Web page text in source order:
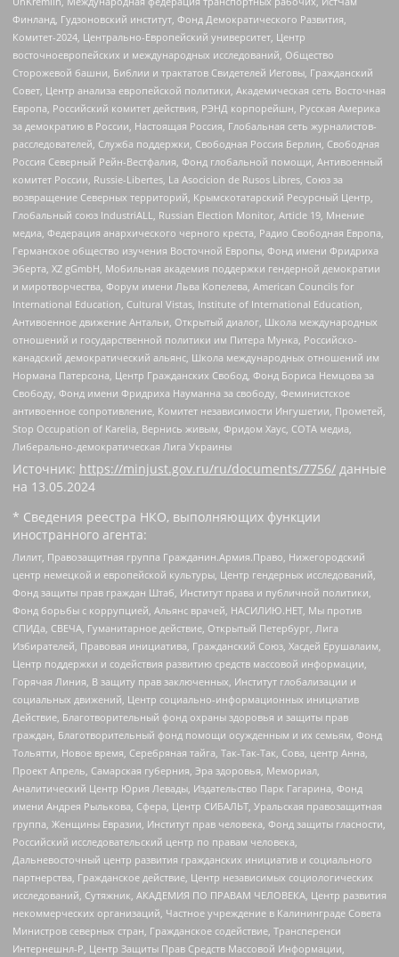
Финланд, Гудзоновский институт, Фонд Демократического Развития,
Комитет-2024, Центрально-Европейский университет, Центр
восточноевропейских и международных исследований, Общество
Сторожевой башни, Библии и трактатов Свидетелей Иеговы, Гражданский
Совет, Центр анализа европейской политики, Академическая сеть Восточная
Европа, Российский комитет действия, РЭНД корпорейшн, Русская Америка
за демократию в России, Настоящая Россия, Глобальная сеть журналистов-
расследователей, Служба поддержки, Свободная Россия Берлин, Свободная
Россия Северный Рейн-Вестфалия, Фонд глобальной помощи, Антивоенный
комитет России, Russie-Libertes, La Asocicion de Rusos Libres, Союз за
возвращение Северных территорий, Крымскотатарский Ресурсный Центр,
Глобальный союз IndustriALL, Russian Election Monitor, Article 19, Мнение
медиа, Федерация анархического черного креста, Радио Свободная Европа,
Германское общество изучения Восточной Европы, Фонд имени Фридриха
Эберта, XZ gGmbH, Мобильная академия поддержки гендерной демократии
и миротворчества, Форум имени Льва Копелева, American Councils for
International Education, Cultural Vistas, Institute of International Education,
Антивоенное движение Антальи, Открытый диалог, Школа международных
отношений и государственной политики им Питера Мунка, Российско-
канадский демократический альянс, Школа международных отношений им
Нормана Патерсона, Центр Гражданских Свобод, Фонд Бориса Немцова за
Свободу, Фонд имени Фридриха Науманна за свободу, Феминистское
антивоенное сопротивление, Комитет независимости Ингушетии, Прометей,
Stop Occupation of Karelia, Вернись живым, Фридом Хаус, СОТА медиа,
Либерально-демократическая Лига Украины
Источник: https://minjust.gov.ru/ru/documents/7756/ данные
на 13.05.2024
* Сведения реестра НКО, выполняющих функции
иностранного агента:
Лилит, Правозащитная группа Гражданин.Армия.Право, Нижегородский
центр немецкой и европейской культуры, Центр гендерных исследований,
Фонд защиты прав граждан Штаб, Институт права и публичной политики,
Фонд борьбы с коррупцией, Альянс врачей, НАСИЛИЮ.НЕТ, Мы против
СПИДа, СВЕЧА, Гуманитарное действие, Открытый Петербург, Лига
Избирателей, Правовая инициатива, Гражданский Союз, Хасдей Ерушалаим,
Центр поддержки и содействия развитию средств массовой информации,
Горячая Линия, В защиту прав заключенных, Институт глобализации и
социальных движений, Центр социально-информационных инициатив
Действие, Благотворительный фонд охраны здоровья и защиты прав
граждан, Благотворительный фонд помощи осужденным и их семьям, Фонд
Тольятти, Новое время, Серебряная тайга, Так-Так-Так, Сова, центр Анна,
Проект Апрель, Самарская губерния, Эра здоровья, Мемориал,
Аналитический Центр Юрия Левады, Издательство Парк Гагарина, Фонд
имени Андрея Рылькова, Сфера, Центр СИБАЛЬТ, Уральская правозащитная
группа, Женщины Евразии, Институт прав человека, Фонд защиты гласности,
Российский исследовательский центр по правам человека,
Дальневосточный центр развития гражданских инициатив и социального
партнерства, Гражданское действие, Центр независимых социологических
исследований, Сутяжник, АКАДЕМИЯ ПО ПРАВАМ ЧЕЛОВЕКА, Центр развития
некоммерческих организаций, Частное учреждение в Калининграде Совета
Министров северных стран, Гражданское содействие, Трансперенси
Интернешнл-Р, Центр Защиты Прав Средств Массовой Информации,